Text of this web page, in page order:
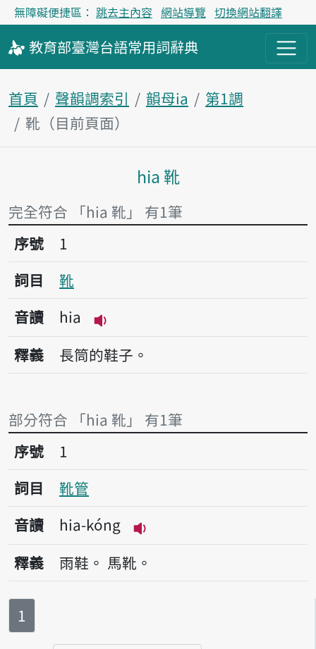
無障礙便捷區： 跳去主內容 網站導覽 切換網站翻譯
教育部臺灣台語常用詞辭典
首頁 聲韻調索引 韻母ia
第1調
靴（目前頁面）
主內容區塊
hia 靴
完全符合 「hia 靴」 有1筆
序號1靴
序號
1
詞目
靴
音讀
hia
播放音讀hia
釋義 長筒的鞋子。
部分符合 「hia 靴」 有1筆
序號1靴管
序號
1
詞目
靴管
音讀
hia-kóng
播放音讀hia-kóng
釋義 雨鞋。 馬靴。
第
1